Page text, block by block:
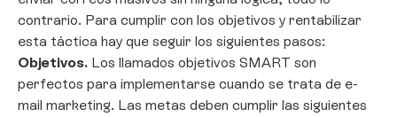
contrario. Para cumplir con los objetivos y rentabilizar
esta táctica hay que seguir los siguientes pasos:
Objetivos. Los llamados objetivos SMART son
perfectos para implementarse cuando se trata de e-
mail marketing. Las metas deben cumplir las siguientes